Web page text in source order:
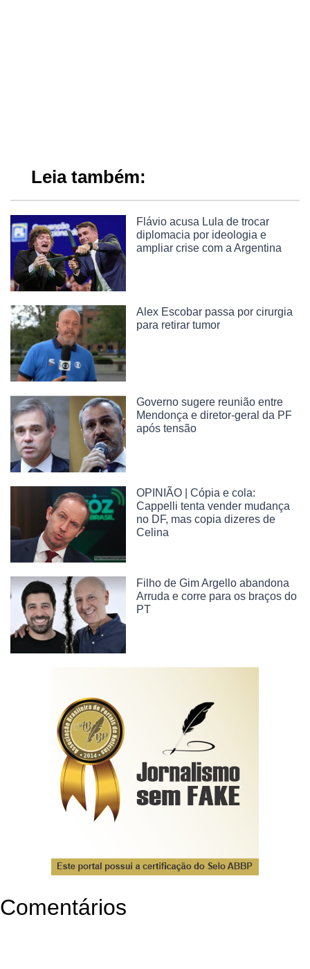
Leia também:
Flávio acusa Lula de trocar
diplomacia por ideologia e
ampliar crise com a Argentina
Alex Escobar passa por cirurgia
para retirar tumor
Governo sugere reunião entre
Mendonça e diretor-geral da PF
após tensão
OPINIÃO | Cópia e cola:
Cappelli tenta vender mudança
no DF, mas copia dizeres de
Celina
Filho de Gim Argello abandona
Arruda e corre para os braços do
PT
Comentários